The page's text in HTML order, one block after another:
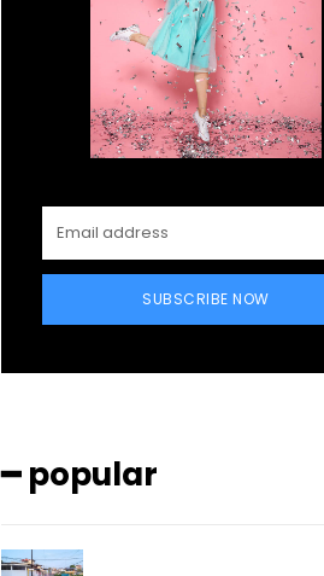
SUBSCRIBE NOW
━ popular